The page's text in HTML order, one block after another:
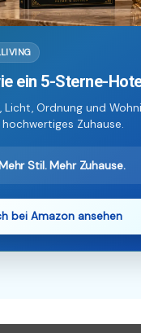
ein 5-Sterne-
Licht, Ordnung und
Zuhause.
Stil. Mehr Zuhause.
bei Amazon ansehen